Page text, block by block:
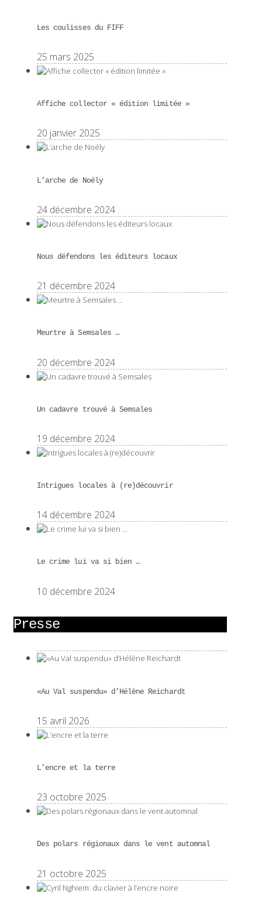
Les coulisses du FIFF
25 mars 2025
Affiche collector « édition limitée »
20 janvier 2025
L’arche de Noély
24 décembre 2024
Nous défendons les éditeurs locaux
21 décembre 2024
Meurtre à Semsales …
20 décembre 2024
Un cadavre trouvé à Semsales
19 décembre 2024
Intrigues locales à (re)découvrir
14 décembre 2024
Le crime lui va si bien …
10 décembre 2024
Presse
«Au Val suspendu» d’Hélène Reichardt
15 avril 2026
L’encre et la terre
23 octobre 2025
Des polars régionaux dans le vent automnal
21 octobre 2025